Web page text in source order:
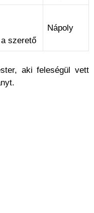
szerető
Nápoly
aki feleségül vett